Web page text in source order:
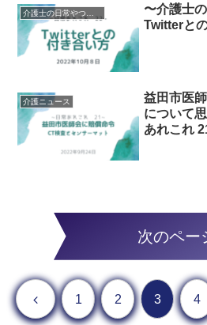
〜介護士
Twitterと
介護ニュース
益田市医
について
あれこれ
次のペー
前へ 1 2 3 4